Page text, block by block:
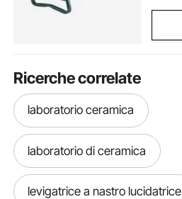
Ricerche correlate
laboratorio ceramica
laboratorio di ceramica
levigatrice a nastro lucidatrice